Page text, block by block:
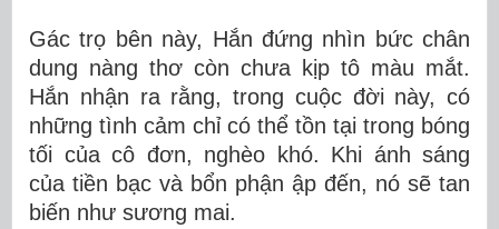
Gác trọ bên này, Hắn đứng nhìn bức chân
dung nàng thơ còn chưa kịp tô màu mắt.
Hắn nhận ra rằng, trong cuộc đời này, có
những tình cảm chỉ có thể tồn tại trong bóng
tối của cô đơn, nghèo khó. Khi ánh sáng
của tiền bạc và bổn phận ập đến, nó sẽ tan
biến như sương mai.